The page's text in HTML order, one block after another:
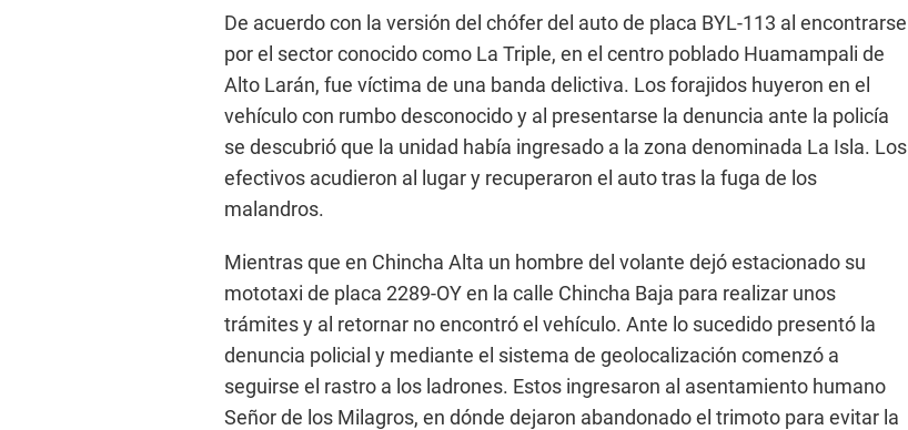
De acuerdo con la versión del chófer del auto de placa BYL-113 al encontrarse
por el sector conocido como La Triple, en el centro poblado Huamampali de
Alto Larán, fue víctima de una banda delictiva. Los forajidos huyeron en el
vehículo con rumbo desconocido y al presentarse la denuncia ante la policía
se descubrió que la unidad había ingresado a la zona denominada La Isla. Los
efectivos acudieron al lugar y recuperaron el auto tras la fuga de los
malandros.
Mientras que en Chincha Alta un hombre del volante dejó estacionado su
mototaxi de placa 2289-OY en la calle Chincha Baja para realizar unos
trámites y al retornar no encontró el vehículo. Ante lo sucedido presentó la
denuncia policial y mediante el sistema de geolocalización comenzó a
seguirse el rastro a los ladrones. Estos ingresaron al asentamiento humano
Señor de los Milagros, en dónde dejaron abandonado el trimoto para evitar la